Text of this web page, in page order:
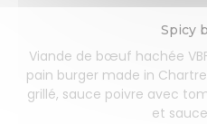
Spicy
Viande de bœuf hachée
pain burger made in
grillé, sauce poivre avec
et